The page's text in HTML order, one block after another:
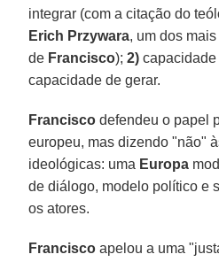
integrar (com a citação do
Erich Przywara, um dos
de Francisco); 2)
capacidade de gerar.
Francisco defendeu o papel
europeu, mas dizendo "não"
ideológicas: uma Europa
de diálogo, modelo político e
os atores.
Francisco apelou a uma